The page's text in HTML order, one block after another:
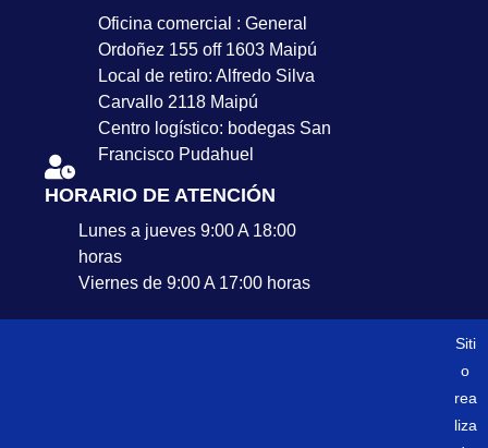
Oficina comercial : General
Ordoñez 155 off 1603 Maipú
Local de retiro: Alfredo Silva
Carvallo 2118 Maipú
Centro logístico: bodegas San
Francisco Pudahuel
HORARIO DE ATENCIÓN
Lunes a jueves 9:00 A 18:00
horas
Viernes de 9:00 A 17:00 horas
Siti
o
rea
liza